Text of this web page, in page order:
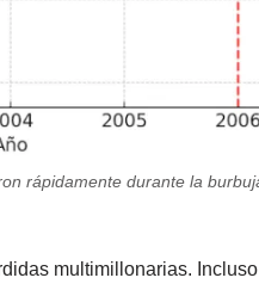
rápidamente durante la
multimillonarias.